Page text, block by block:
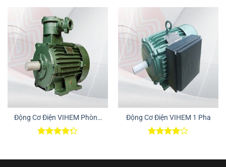
5 sao
5 sao
Động Cơ Điện VIHEM Phòng
Nổ
5 sao
Động Cơ Điện VIHEM 1 Pha
4.005